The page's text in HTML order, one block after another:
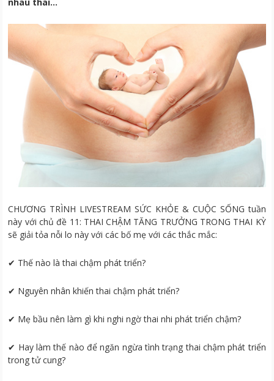
CHƯƠNG TRÌNH LIVESTREAM SỨC KHỎE & CUỘC SỐNG tuần
này với chủ đề 11: THAI CHẬM TĂNG TRƯỞNG TRONG THAI KỲ
sẽ giải tỏa nỗi lo này với các bố mẹ với các thắc mắc:
✔ Thế nào là thai chậm phát triển?
✔ Nguyên nhân khiến thai chậm phát triển?
✔ Mẹ bầu nên làm gì khi nghi ngờ thai nhi phát triển chậm?
✔ Hay làm thế nào để ngăn ngừa tình trạng thai chậm phát triển
trong tử cung?